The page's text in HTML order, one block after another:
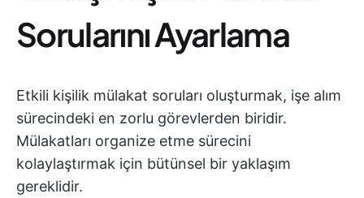
Sorularını Ayarlama
Etkili kişilik mülakat soruları oluşturmak, işe alım
sürecindeki en zorlu görevlerden biridir.
Mülakatları organize etme sürecini
kolaylaştırmak için bütünsel bir yaklaşım
gereklidir.